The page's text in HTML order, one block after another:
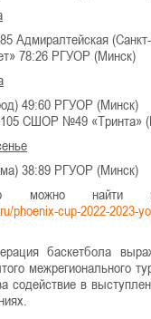
Адмиралтейская
78:26 РГУОР (Минск)
49:60 РГУОР (Минск)
СШОР №49 «Тринта»
38:89 РГУОР (Минск)
игр можно
phoenix-cup-2022-2023-
баскетбола
межрегионального
содействие в